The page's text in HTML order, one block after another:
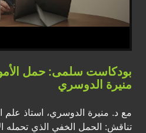
بودكاست سلمى: حمل
منيرة الدوسري
مع د. منيرة الدوسري، استاذ
تناقش: الحمل الخفي الذي تحمله